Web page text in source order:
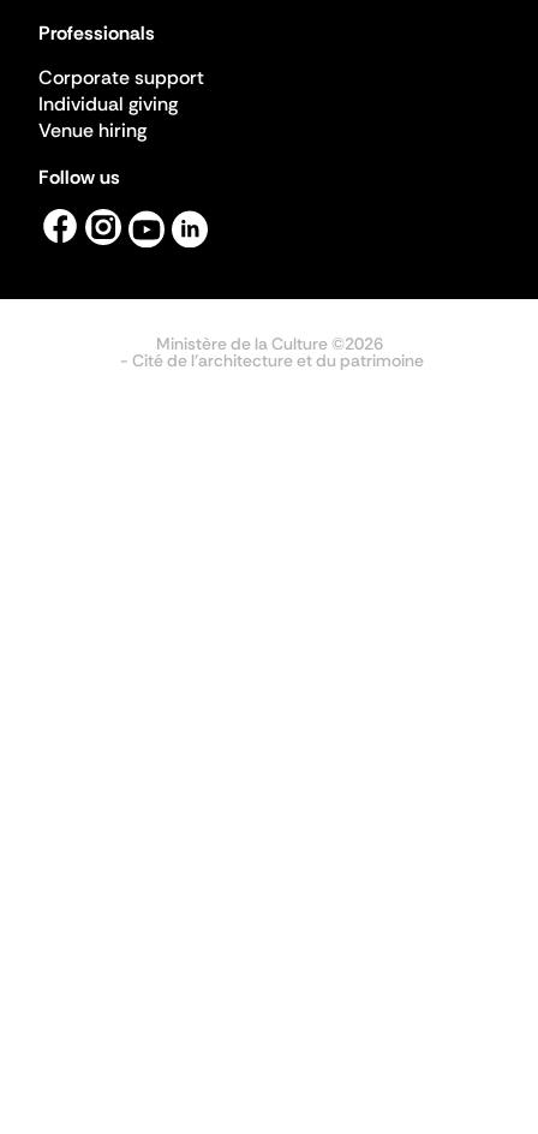
Professionals
Corporate support
Individual giving
Venue hiring
Follow us
Ministère de la Culture ©2026
- Cité de l'architecture et du patrimoine